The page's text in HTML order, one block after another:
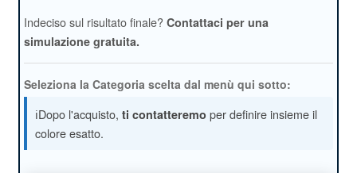
Indeciso sul risultato finale? Contattaci per una
simulazione gratuita.
Seleziona la Categoria scelta dal menù qui sotto:
ℹ️Dopo l'acquisto, ti contatteremo per definire insieme il
colore esatto.